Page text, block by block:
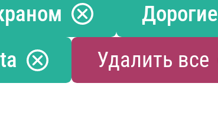
Дорогие
Удалить все